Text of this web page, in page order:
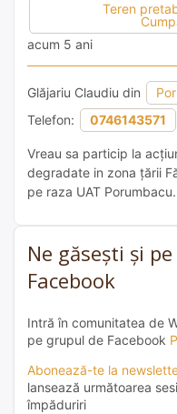
Teren
acum 5 ani
Glăjariu Claudiu din
Telefon:
0746143571
Vreau sa particip la
degradate in zona țării
pe raza UAT Porumbacu.
Ne găsești și
Facebook
Intră în comunitatea de
pe grupul de Facebook
Abonează-te la
lansează următoarea
împăduriri